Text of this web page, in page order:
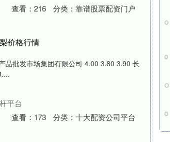
查看： 216 分类： 靠谱股票配资门户
价格行情
品批发市场集团有限公司 4.00 3.80 3.90 长
平台
查看： 173 分类： 十大配资公司平台